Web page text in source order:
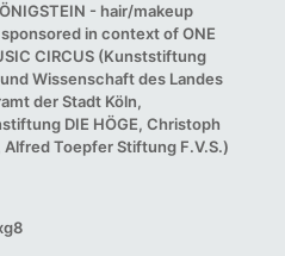
- hair/makeup
in context of ONE
CIRCUS (Kunststiftung
Wissenschaft des Landes
der Stadt Köln,
DIE HÖGE, Christoph
Toepfer Stiftung F.V.S.)